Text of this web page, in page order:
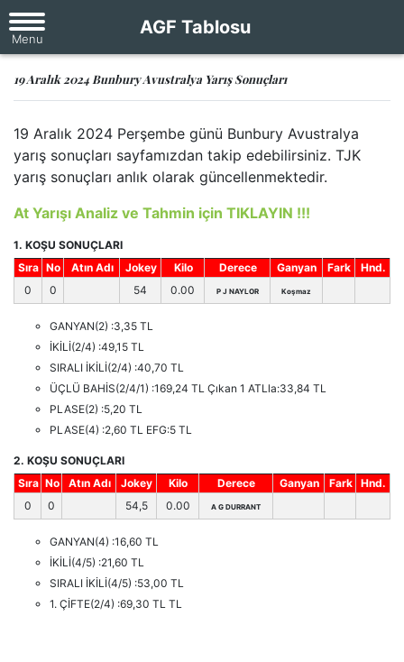
AGF Tablosu
19 Aralık 2024 Bunbury Avustralya Yarış Sonuçları
19 Aralık 2024 Perşembe günü Bunbury Avustralya
yarış sonuçları sayfamızdan takip edebilirsiniz. TJK
yarış sonuçları anlık olarak güncellenmektedir.
At Yarışı Analiz ve Tahmin için TIKLAYIN !!!
1. KOŞU SONUÇLARI
Sıra No Atın Adı Jokey Kilo Derece Ganyan Fark
Hnd.
0
0 54 0.00 P J NAYLOR Koşmaz
GANYAN(2) :3,35 TL
İKİLİ(2/4) :49,15 TL
SIRALI İKİLİ(2/4) :40,70 TL
ÜÇLÜ BAHİS(2/4/1) :169,24 TL Çıkan 1 ATLla:33,84 TL
PLASE(2) :5,20 TL
PLASE(4) :2,60 TL EFG:5 TL
2. KOŞU SONUÇLARI
Sıra No Atın Adı Jokey Kilo Derece Ganyan Fark
Hnd.
0
0 54,5 0.00 A G DURRANT
GANYAN(4) :16,60 TL
İKİLİ(4/5) :21,60 TL
SIRALI İKİLİ(4/5) :53,00 TL
1. ÇİFTE(2/4) :69,30 TL TL